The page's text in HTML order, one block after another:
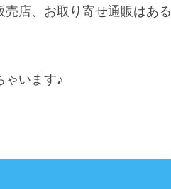
店、お取り寄せ通販はある
ゃいます♪